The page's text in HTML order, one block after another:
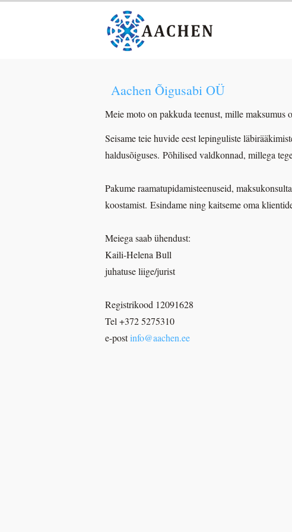
Aachen Õigusabi OÜ
Meie moto on pakkuda teenust, mille maksumus
Seisame teie huvide eest lepinguliste
haldusõiguses. Põhilised valdkonnad, millega
Pakume raamatupidamisteenuseid,
koostamist. Esindame ning kaitseme oma
Meiega saab ühendust:
Kaili-Helena Bull
juhatuse liige/jurist
Registrikood 12091628
Tel +372 5275310
e-postinfo@aachen.ee